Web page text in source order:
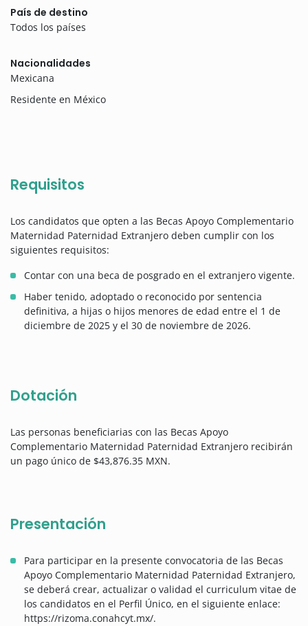
País de destino
Todos los países
Nacionalidades
Mexicana
Residente en México
Requisitos
Los candidatos que opten a las Becas Apoyo Complementario
Maternidad Paternidad Extranjero deben cumplir con los
siguientes requisitos:
Contar con una beca de posgrado en el extranjero vigente.
Haber tenido, adoptado o reconocido por sentencia
definitiva, a hijas o hijos menores de edad entre el 1 de
diciembre de 2025 y el 30 de noviembre de 2026.
Dotación
Las personas beneficiarias con las Becas Apoyo
Complementario Maternidad Paternidad Extranjero recibirán
un pago único de $43,876.35 MXN.
Presentación
Para participar en la presente convocatoria de las Becas
Apoyo Complementario Maternidad Paternidad Extranjero,
se deberá crear, actualizar o validad el curriculum vitae de
los candidatos en el Perfil Único, en el siguiente enlace:
https://rizoma.conahcyt.mx/.